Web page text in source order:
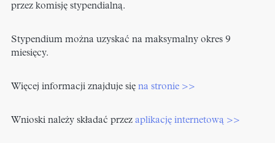
przez komisję stypendialną.
Stypendium można uzyskać na maksymalny okres 9
miesięcy.
Więcej informacji znajduje się na stronie >>
Wnioski należy składać przez aplikację internetową >>